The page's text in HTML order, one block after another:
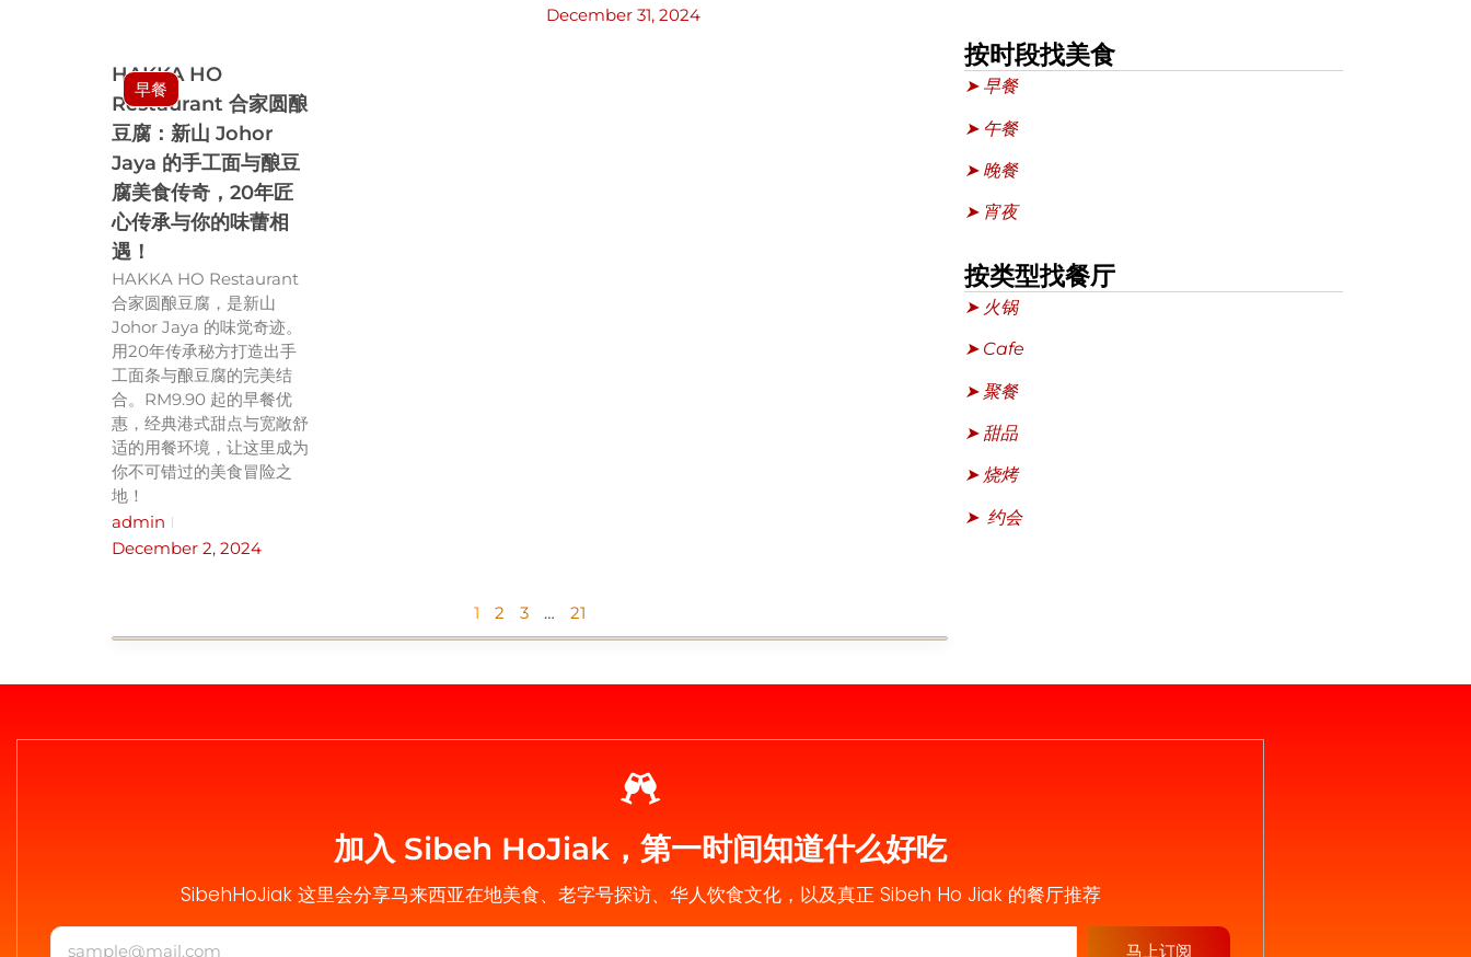
December 31, 2024
HAKKA HO
Restaurant 合家圆酿
豆腐：新山 Johor
Jaya 的手工面与酿豆
腐美食传奇，20年匠
心传承与你的味蕾相
遇！
HAKKA HO Restaurant
合家圆酿豆腐，是新山
Johor Jaya 的味觉奇迹。
用20年传承秘方打造出手
工面条与酿豆腐的完美结
合。RM9.90 起的早餐优
惠，经典港式甜点与宽敞舒
适的用餐环境，让这里成为
你不可错过的美食冒险之
地！
admin
December 2, 2024
早餐
1 2 3 … 21
按时段找美食
➤ 早餐
➤ 午餐
➤ 晚餐
➤ 宵夜
按类型找餐厅
➤ 火锅
➤ Cafe
➤ 聚餐
➤ 甜品
➤ 烧烤
➤ 约会
加入 Sibeh HoJiak，第一时间知道什么好吃
SibehHoJiak 这里会分享马来西亚在地美食、老字号探访、华人饮食文化，以及真正 Sibeh Ho Jiak 的餐厅推荐
马上订阅